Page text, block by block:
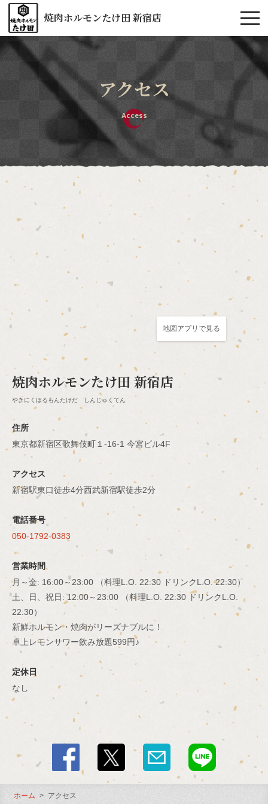
焼肉ホルモンたけ田 新宿店
アクセス
Access
地図アプリで見る
焼肉ホルモンたけ田 新宿店
やきにくほるもんたけだ しんじゅくてん
住所
東京都新宿区歌舞伎町１-16-1 今宮ビル4F
アクセス
新宿駅東口徒歩4分西武新宿駅徒歩2分
電話番号
050-1792-0383
営業時間
月～金: 16:00～23:00 （料理L.O. 22:30 ドリンクL.O. 22:30）
土、日、祝日: 12:00～23:00 （料理L.O. 22:30 ドリンクL.O.
22:30）
新鮮ホルモン・焼肉がリーズナブルに！
卓上レモンサワー飲み放題599円♪
定休日
なし
ホーム アクセス
この店舗情報をシェアする
アクセス | 焼肉ホルモンたけ田 新宿店
東京都新宿区歌舞伎町１-16-1 今宮ビル4F
https://sinjyuku-horumon-takeda.owst.jp/map
閉じる